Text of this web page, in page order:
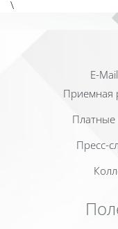
\
Е-
Приемная
Платные
Пресс-